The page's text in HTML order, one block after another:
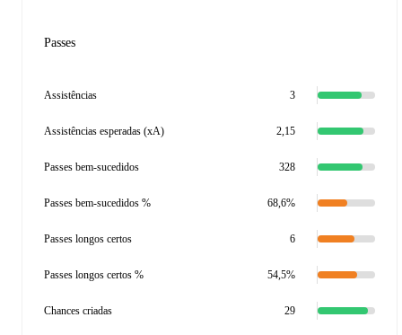
Passes
Assistências 3
Assistências esperadas (xA) 2,15
Passes bem-sucedidos 328
Passes bem-sucedidos % 68,6%
Passes longos certos 6
Passes longos certos % 54,5%
Chances criadas 29